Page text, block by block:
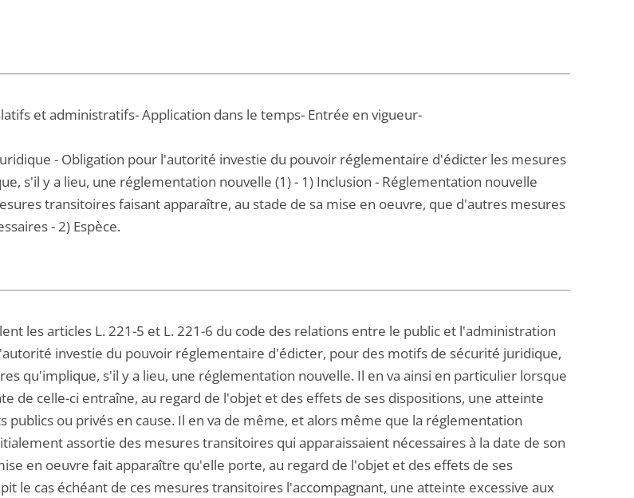
et administratifs- Application dans le temps- Entrée en vigueur-
- Obligation pour l'autorité investie du pouvoir réglementaire d'édicter les mesures
s'il y a lieu, une réglementation nouvelle (1) - 1) Inclusion - Réglementation nouvelle
transitoires faisant apparaître, au stade de sa mise en oeuvre, que d'autres mesures
- 2) Espèce.
les articles L. 221-5 et L. 221-6 du code des relations entre le public et l'administration
investie du pouvoir réglementaire d'édicter, pour des motifs de sécurité juridique,
qu'implique, s'il y a lieu, une réglementation nouvelle. Il en va ainsi en particulier lorsque
de celle-ci entraîne, au regard de l'objet et des effets de ses dispositions, une atteinte
publics ou privés en cause. Il en va de même, et alors même que la réglementation
assortie des mesures transitoires qui apparaissaient nécessaires à la date de son
en oeuvre fait apparaître qu'elle porte, au regard de l'objet et des effets de ses
le cas échéant de ces mesures transitoires l'accompagnant, une atteinte excessive aux